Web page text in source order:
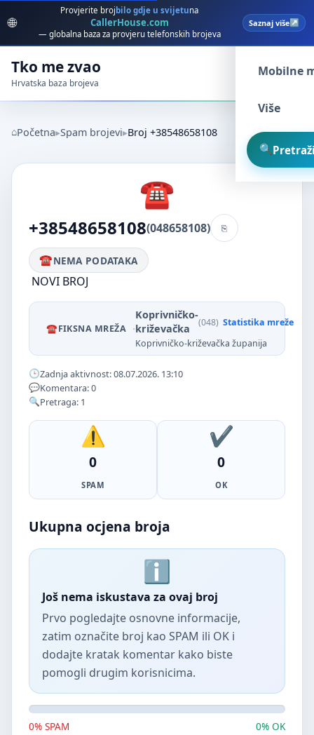
🌐
Provjerite broj bilo gdje u svijetuna
CallerHouse.com
— globalna baza za provjeru telefonskih brojeva
Saznaj više
Tko me zvao
Hrvatska baza brojeva
Spam
Mobilne
Više
Početna Spam brojevi Broj +38548658108
+38548658108(048658108)
NEMA PODATAKA
NOVI BROJ
FIKSNA MREŽA ·
Koprivničko-
križevačka
(048) Statistika mreže
Koprivničko-križevačka županija
Zadnja aktivnost: 08.07.2026. 13:10
Komentara: 0
Pretraga: 1
0
SPAM
0
OK
Ukupna ocjena broja
Još nema iskustava za ovaj broj
Prvo pogledajte osnovne informacije,
zatim označite broj kao SPAM ili OK i
dodajte kratak komentar kako biste
pomogli drugim korisnicima.
0% SPAM 0% OK